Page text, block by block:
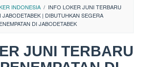
INDONESIA / INFO LOKER JUNI TERBARU
JABODETABEK | DIBUTUHKAN SEGERA
DI JABODETABEK
JUNI TERBARU